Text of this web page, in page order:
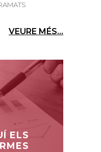
VEURE MÉS...
ELS